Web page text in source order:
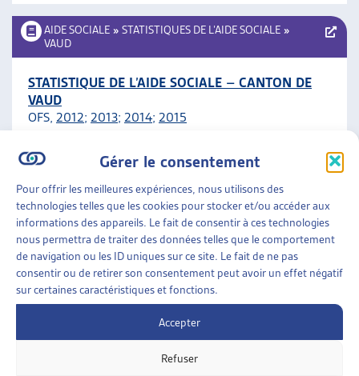
Gérer le consentement
Pour offrir les meilleures expériences, nous utilisons des
technologies telles que les cookies pour stocker et/ou accéder aux
informations des appareils. Le fait de consentir à ces technologies
nous permettra de traiter des données telles que le comportement
de navigation ou les ID uniques sur ce site. Le fait de ne pas
consentir ou de retirer son consentement peut avoir un effet négatif
sur certaines caractéristiques et fonctions.
Accepter
Refuser
JOURNÉES D’AUTOMNE
AIDE SOCIALE » STATISTIQUES DE L’AIDE SOCIALE »
VAUD
STATISTIQUE DE L’AIDE SOCIALE – CANTON DE
VAUD
OFS, 2012; 2013; 2014; 2015
Vaud
AIDE SOCIALE»STATISTIQUES DE L’AIDE SOCIALE»
VAUD
14700 MÉNAGES BÉNÉFICIENT DU REVENU
D’INSERTION
Numerus Clausus 3/2013, Statistique Vaud, juin 2013